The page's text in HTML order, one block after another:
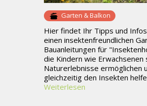
Garten & Balkon
Hier findet Ihr Tipps und
einen insektenfreundlichen
Bauanleitungen für
die Kindern wie Erwachsenen
Naturerlebnisse ermöglichen
gleichzeitig den Insekten
Weiterlesen